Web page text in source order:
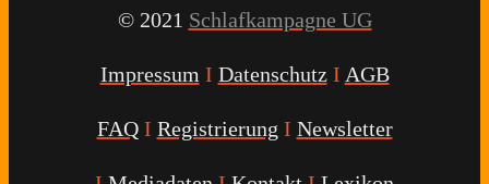
© 2021 Schlafkampagne UG
Impressum I Datenschutz I AGB
FAQ I Registrierung I Newsletter